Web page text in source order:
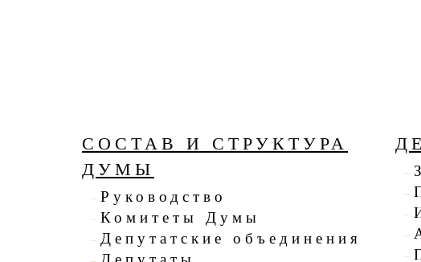
СОСТАВ И СТРУКТУРА
ДУМЫ
Руководство
Комитеты Думы
Депутатские объединения